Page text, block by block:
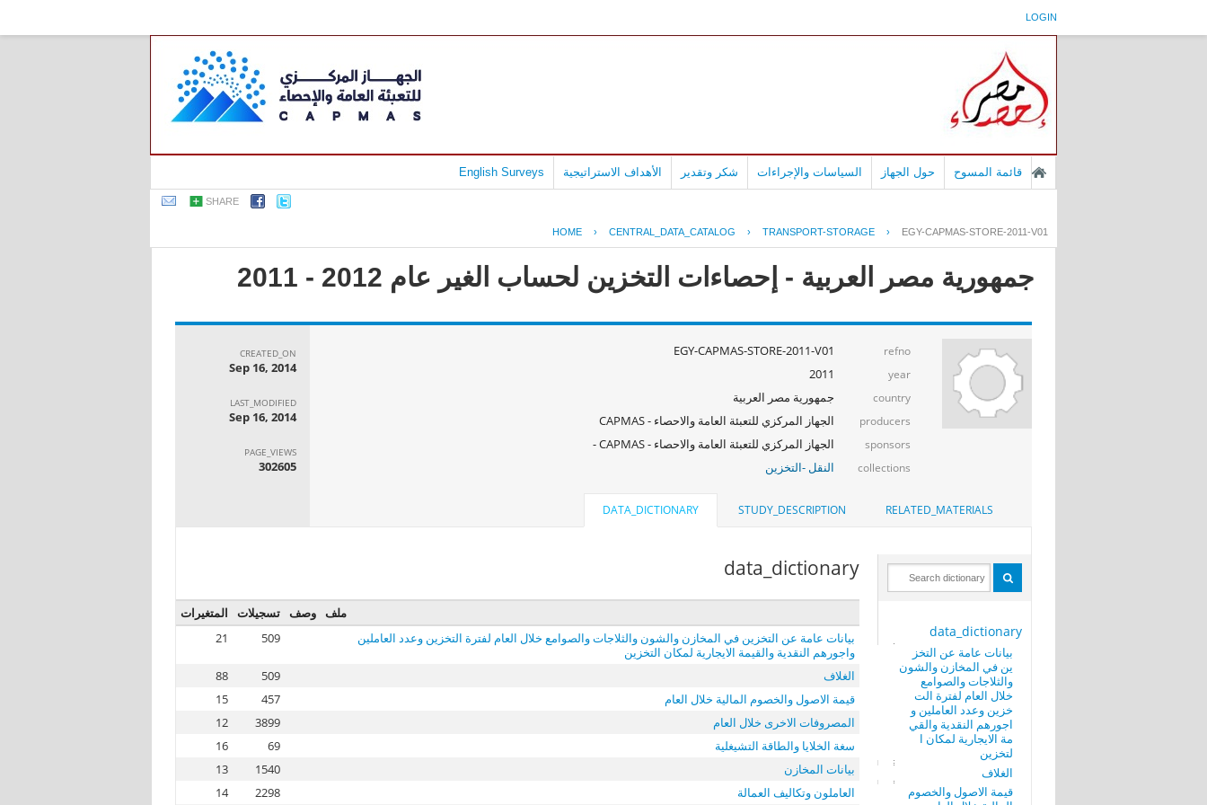
LOGIN
قائمة المسوح حول الجهاز السياسات والإجراءات شكر وتقدير الأهداف الاستراتيجية English Surveys
SHARE
HOME › CENTRAL_DATA_CATALOG › TRANSPORT-STORAGE › EGY-CAPMAS-STORE-2011-V01
جمهورية مصر العربية - إحصاءات التخزين لحساب الغير عام 2012 - 2011
refno
EGY-CAPMAS-STORE-2011-V01
year
2011
country جمهورية مصر العربية
producers الجهاز المركزي للتعبئة العامة والاحصاء - CAPMAS
sponsors الجهاز المركزي للتعبئة العامة والاحصاء - CAPMAS -
collections النقل -التخزين
CREATED_ON
Sep 16, 2014
LAST_MODIFIED
Sep 16, 2014
PAGE_VIEWS
302605
RELATED_MATERIALS
STUDY_DESCRIPTION
DATA_DICTIONARY
data_dictionary
بيانات عامة عن التخز
ين في المخازن والشون
والثلاجات والصوامع
خلال العام لفترة الت
خزين وعدد العاملين و
اجورهم النقدية والقي
مة الايجارية لمكان ا
لتخزين
الغلاف
قيمة الاصول والخصوم
data_dictionary
ملف وصف تسجيلات
المتغيرات
بيانات عامة عن التخزين في المخازن والشون والثلاجات والصوامع خلال العام لفترة التخزين وعدد العاملين
واجورهم النقدية والقيمة الايجارية لمكان التخزين
509
21
الغلاف 509
88
قيمة الاصول والخصوم المالية خلال العام
457
15
المصروفات الاخرى خلال العام
3899
12
سغة الخلايا والطاقة التشيغلية
69
16
بيانات المخازن
1540
13
العاملون وتكاليف العمالة
2298
14